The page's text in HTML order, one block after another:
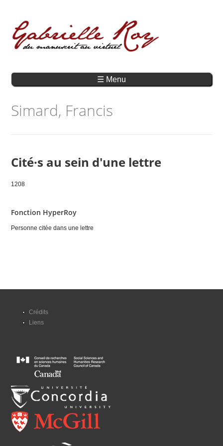
☰ Menu
Simard, Francis
Cité·s au sein d'une lettre
1208
Fonction HyperRoy
Personne citée dans une lettre
Crédits
Liens